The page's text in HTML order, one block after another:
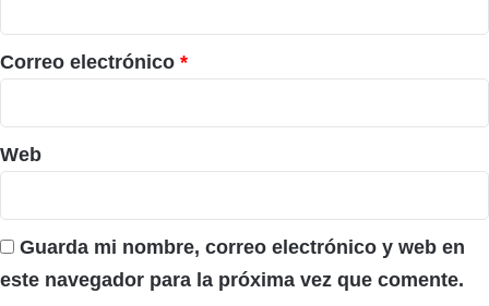
o
*
Correo electrónico *
Web
Guarda mi nombre, correo electrónico y web en
este navegador para la próxima vez que comente.